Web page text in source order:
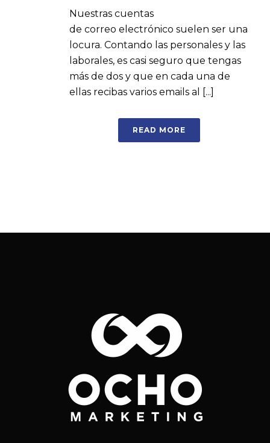
Nuestras cuentas
de correo electrónico suelen ser una
locura. Contando las personales y las
laborales, es casi seguro que tengas
más de dos y que en cada una de
ellas recibas varios emails al [...]
READ MORE